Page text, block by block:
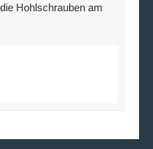
Hohlschrauben am